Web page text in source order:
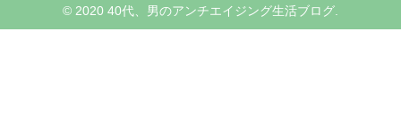
© 2020 40代、男のアンチエイジング生活ブログ.